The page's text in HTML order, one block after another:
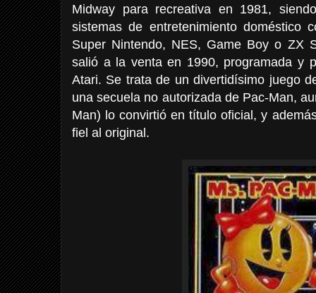
Midway para recreativa en 1981,
sistemas de entretenimiento doméstico
Super Nintendo, NES, Game Boy o ZX
salió a la venta en 1990, programada y
Atari. Se trata de un divertidísimo juego
una secuela no autorizada de Pac-Man,
Man) lo convirtió en título oficial, y
fiel al original.